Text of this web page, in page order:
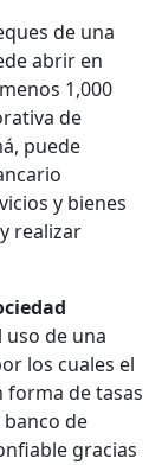
de una
abrir en
1,000
de
puede
y bienes
realizar
uso de una
los cuales el
forma de tasas
de
gracias